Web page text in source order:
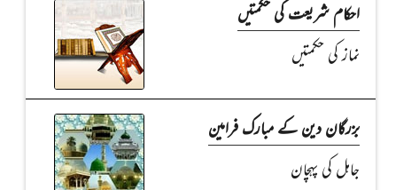
احکام شریعت کی حکمتیں
نماز کی حکمتیں
بزرگان دین کے مبارک فرامین
جاہل کی پہچان